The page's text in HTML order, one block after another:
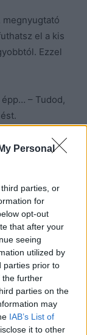
Personal
parties, or
for
opt-out
that after your
seeing
utilized by
parties prior to
the further
parties on the
may
IAB’s List of
it to other
megnyugtató
el a kis
Ezzel
– Tudod,
– Én nem az
leszek az. El
így
egy mekis
nem
hajoltam,
– Nagyon fogok